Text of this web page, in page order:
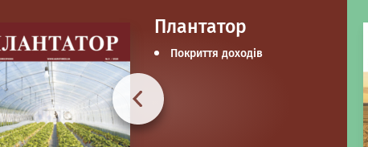
Плантатор
Покриття доходів